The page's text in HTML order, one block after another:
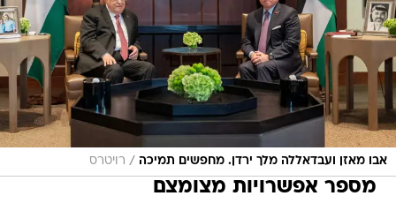
אבו מאזן ועבדאללה מלך ירדן. מחפשים תמיכה / רויטרס
מספר אפשרויות מצומצם